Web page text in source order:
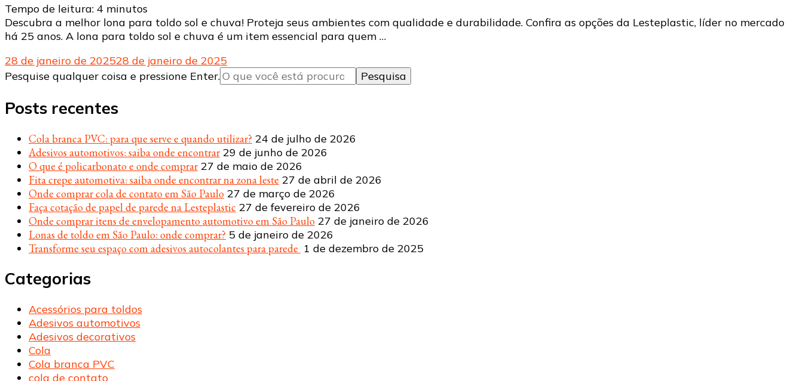
Tempo de leitura: 4 minutos
Descubra a melhor lona para toldo sol e chuva! Proteja seus ambientes com qualidade e durabilidade. Confira as opções da Lesteplastic, líder no mercado
há 25 anos. A lona para toldo sol e chuva é um item essencial para quem …
28 de janeiro de 202528 de janeiro de 2025
Procurando
Pesquise qualquer coisa e pressione Enter.
Posts recentes
Cola branca PVC: para que serve e quando utilizar? 24 de julho de 2026
Adesivos automotivos: saiba onde encontrar 29 de junho de 2026
O que é policarbonato e onde comprar 27 de maio de 2026
Fita crepe automotiva: saiba onde encontrar na zona leste 27 de abril de 2026
Onde comprar cola de contato em São Paulo 27 de março de 2026
Faça cotação de papel de parede na Lesteplastic 27 de fevereiro de 2026
Onde comprar itens de envelopamento automotivo em São Paulo 27 de janeiro de 2026
Lonas de toldo em São Paulo: onde comprar? 5 de janeiro de 2026
Transforme seu espaço com adesivos autocolantes para parede 1 de dezembro de 2025
Categorias
Acessórios para toldos
Adesivos automotivos
Adesivos decorativos
Cola
Cola branca PVC
cola de contato